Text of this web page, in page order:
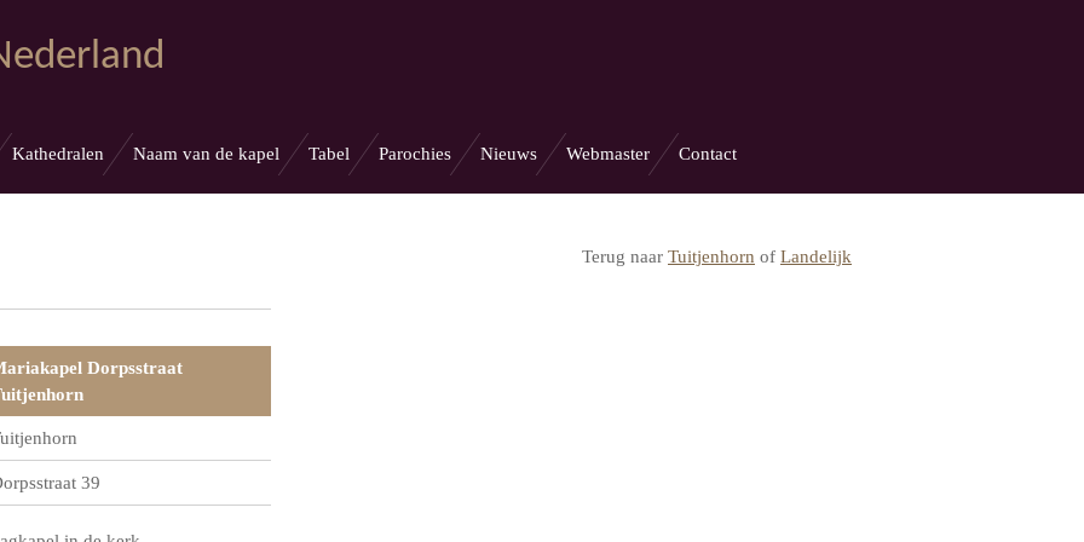
Kathedralen Naam van de kapel Tabel Parochies Nieuws Webmaster Contact
Terug naar Tuitjenhorn of Landelijk
Dorpsstraat
39